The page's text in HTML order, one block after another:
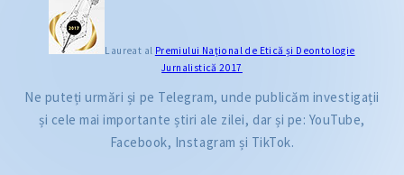
Laureat al Premiului Naţional de Etică și Deontologie
Jurnalistică 2017
Ne puteți urmări și pe Telegram, unde publicăm investigații
și cele mai importante știri ale zilei, dar și pe: YouTube,
Facebook, Instagram și TikTok.